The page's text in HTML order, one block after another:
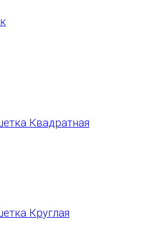
Квадратная
Круглая